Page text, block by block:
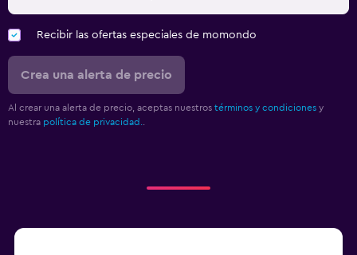
Recibir las ofertas especiales de momondo
Crea una alerta de precio
Al crear una alerta de precio, aceptas nuestros términos y condiciones y
nuestra política de privacidad.